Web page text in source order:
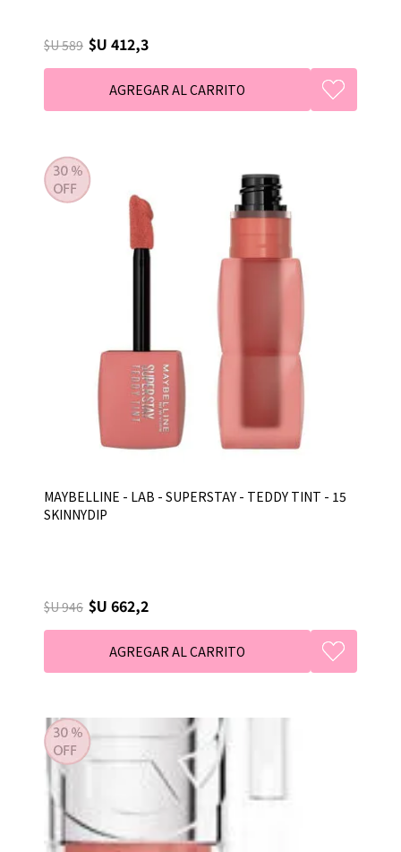
$U 589 $U 412,3
MAYBELLINE - LAB - SUPERSTAY - TEDDY TINT - 15
SKINNYDIP
$U 946 $U 662,2